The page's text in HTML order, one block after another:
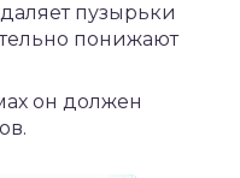
пузырьки
понижают
он должен